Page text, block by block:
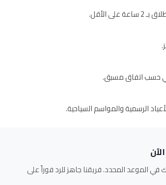
الأقل.
حسب اتفاق مسبق.
في الموعد المحدد. فريقنا جاهز للرد فوراً على